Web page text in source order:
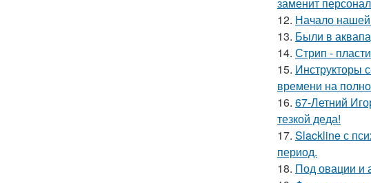
12. Начало нашей
13. Были в
14. Стрип -
15. Инструкторы
времени на
16. 67-Летний
тезкой деда!
17. Slackline с
период.
18. Под овации и